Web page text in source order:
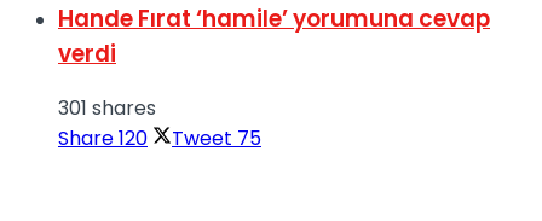
Hande Fırat ‘hamile’ yorumuna cevap
verdi
301 shares
Share120 Tweet 75